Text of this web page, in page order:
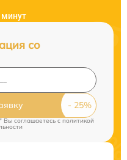
минут
со
Вы соглашаетесь cполитикой